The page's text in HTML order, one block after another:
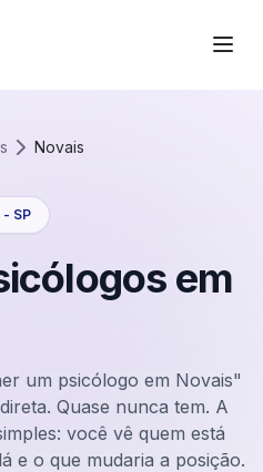
Novais
- SP
em
um psicólogo em Novais"
Quase nunca tem. A
você vê quem está
e o que mudaria a posição.